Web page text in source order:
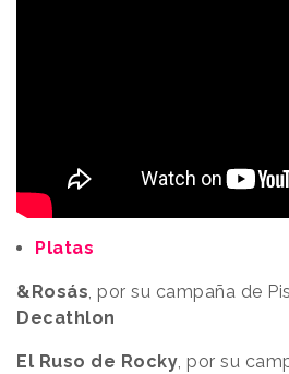
Platas
&Rosás, por su campaña de
Decathlon
El Ruso de Rocky, por su